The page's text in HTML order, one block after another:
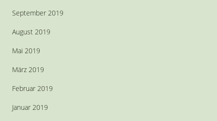
September 2019
August 2019
Mai 2019
März 2019
Februar 2019
Januar 2019